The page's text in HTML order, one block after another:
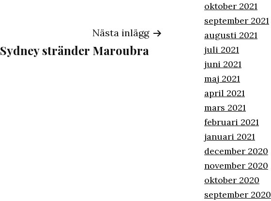
Nästa inlägg
Sydney stränder Maroubra
oktober 2021
september 2021
augusti 2021
juli 2021
juni 2021
maj 2021
april 2021
mars 2021
februari 2021
januari 2021
december 2020
november 2020
oktober 2020
september 2020